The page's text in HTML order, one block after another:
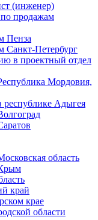
(инженер)
продажам
Пенза
Санкт-Петербург
в проектный отдел
Мордовия,
Адыгея
область
край
крае
области